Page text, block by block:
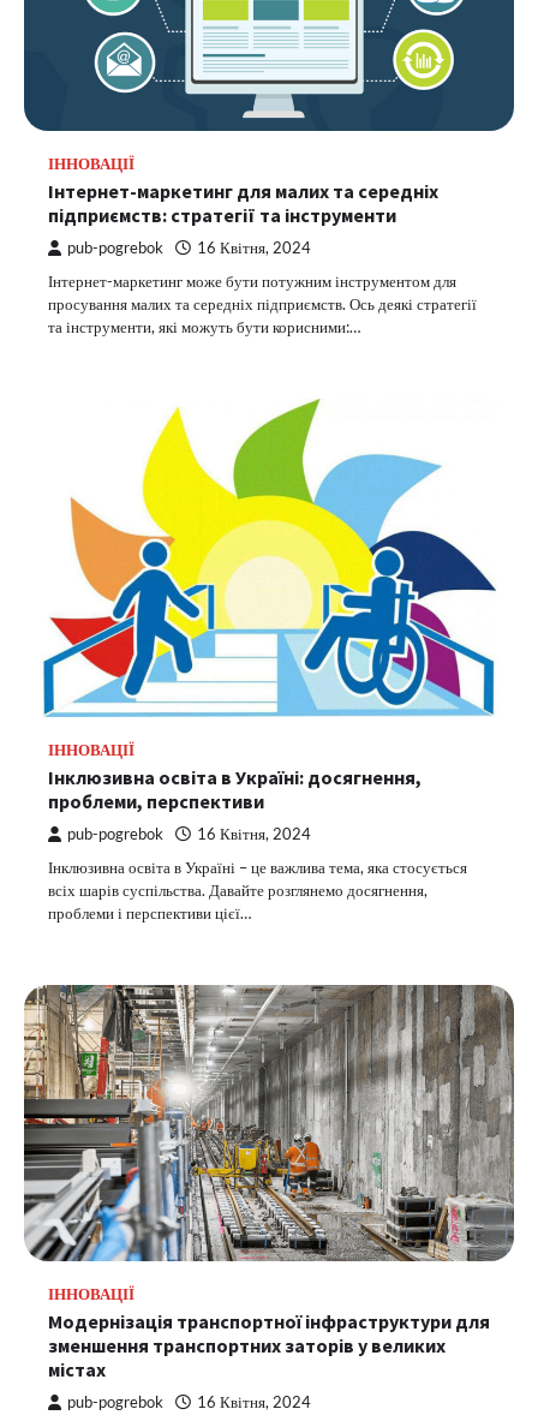
ІННОВАЦІЇ
Інтернет-маркетинг для малих та середніх
підприємств: стратегії та інструменти
pub-pogrebok 16 Квітня, 2024
Інтернет-маркетинг може бути потужним інструментом для
просування малих та середніх підприємств. Ось деякі стратегії
та інструменти, які можуть бути корисними:…
ІННОВАЦІЇ
Інклюзивна освіта в Україні: досягнення,
проблеми, перспективи
pub-pogrebok 16 Квітня, 2024
Інклюзивна освіта в Україні – це важлива тема, яка стосується
всіх шарів суспільства. Давайте розглянемо досягнення,
проблеми і перспективи цієї…
ІННОВАЦІЇ
Модернізація транспортної інфраструктури для
зменшення транспортних заторів у великих
містах
pub-pogrebok 16 Квітня, 2024